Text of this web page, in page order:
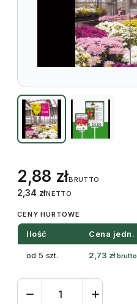
2,88 złBRUTTO
2,34 złNETTO
CENY HURTOWE
Ilość Cena jedn.
od 5 szt. 2,73 zł brutto
ilość